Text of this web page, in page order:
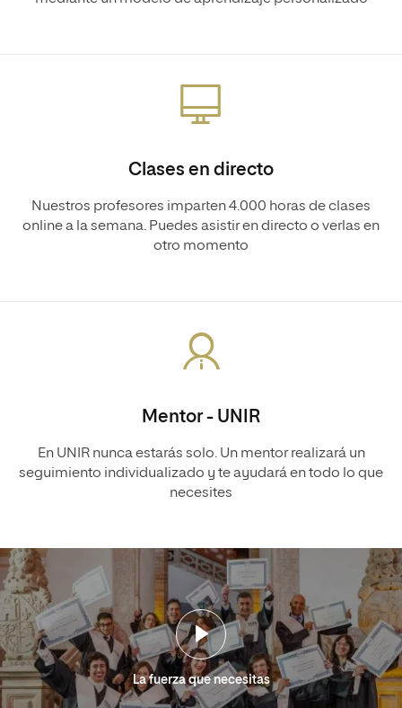
Clases en directo
Nuestros profesores imparten 4.000 horas de clases
online a la semana. Puedes asistir en directo o verlas en
otro momento
Mentor - UNIR
En UNIR nunca estarás solo. Un mentor realizará un
seguimiento individualizado y te ayudará en todo lo que
necesites
La fuerza que necesitas